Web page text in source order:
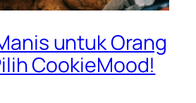
untuk Orang
CookieMood!